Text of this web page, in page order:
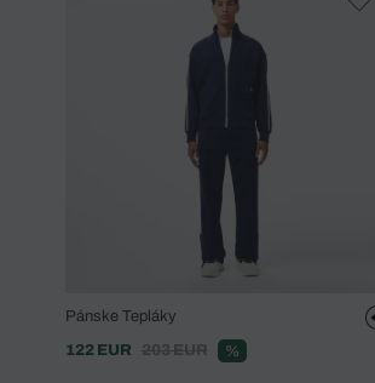
Pánske Tepláky
122 EUR
203 EUR %